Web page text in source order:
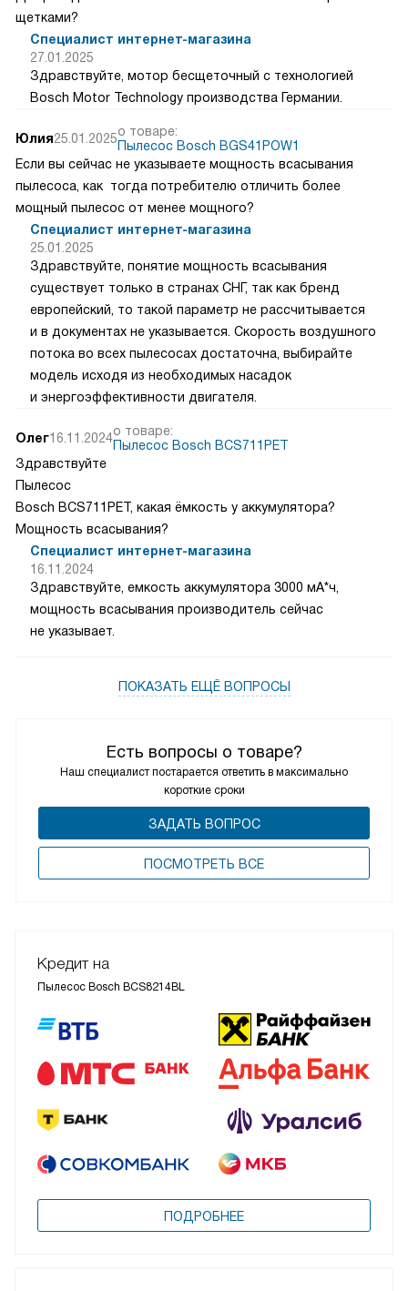
Есть вопросы о товаре?
Наш специалист постарается ответить в максимально
короткие сроки
ЗАДАТЬ ВОПРОС
ПОCМОТРЕТЬ ВСЕ
щетками?
Специалист интернет-магазина
27.01.2025
Здравствуйте, мотор бесщеточный с технологией
Bosch Motor Technology производства Германии.
Юлия25.01.2025о товаре:
Пылесос Bosch BGS41POW1
Если вы сейчас не указываете мощность всасывания
пылесоса, как тогда потребителю отличить более
мощный пылесос от менее мощного?
Специалист интернет-магазина
25.01.2025
Здравствуйте, понятие мощность всасывания
существует только в странах СНГ, так как бренд
европейский, то такой параметр не рассчитывается
и в документах не указывается. Скорость воздушного
потока во всех пылесосах достаточна, выбирайте
модель исходя из необходимых насадок
и энергоэффективности двигателя.
Олег16.11.2024о товаре:
Пылесос Bosch BCS711PET
Здравствуйте
Пылесос
Bosch BCS711PET, какая ёмкость у аккумулятора?
Мощность всасывания?
Специалист интернет-магазина
16.11.2024
Здравствуйте, емкость аккумулятора 3000 мА*ч,
мощность всасывания производитель сейчас
не указывает.
ПОКАЗАТЬ ЕЩЁ ВОПРОСЫ
Кредит на
Пылесос Bosch BCS8214BL
ПОДРОБНЕЕ